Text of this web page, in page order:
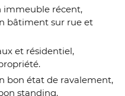
immeuble récent,
bâtiment sur rue et
et résidentiel,
bon état de ravalement,
standing.